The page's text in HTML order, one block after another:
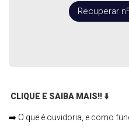
Recuperar
CLIQUE E SAIBA MAIS!! ⬇️
➡️ O que é ouvidoria, e como